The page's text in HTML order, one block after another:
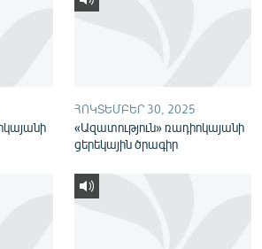
կայքերը
ՀՈԿՏԵՄԲԵՐ 30, 2025
«Ազատություն» ռադիոկայանի
ցերեկային ծրագիր